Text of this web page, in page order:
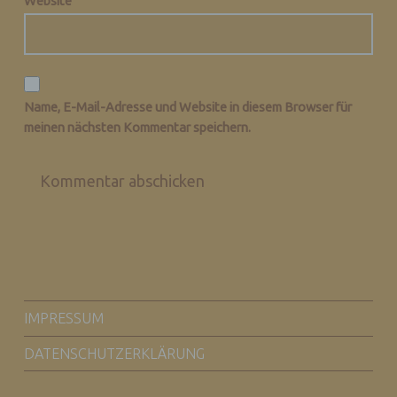
Name, E-Mail-Adresse und Website in diesem Browser für
meinen nächsten Kommentar speichern.
FOOTER SIDEBAR
IMPRESSUM
DATENSCHUTZERKLÄRUNG
A) PERSONENBEZOGENE DATEN
Personenbezogene Daten sind alle
Informationen, die sich auf eine
„betroffene Person") beziehen. Als
mehreren besonderen Merkmalen, die
Ausdruck der physischen,
physiologischen, genetischen,